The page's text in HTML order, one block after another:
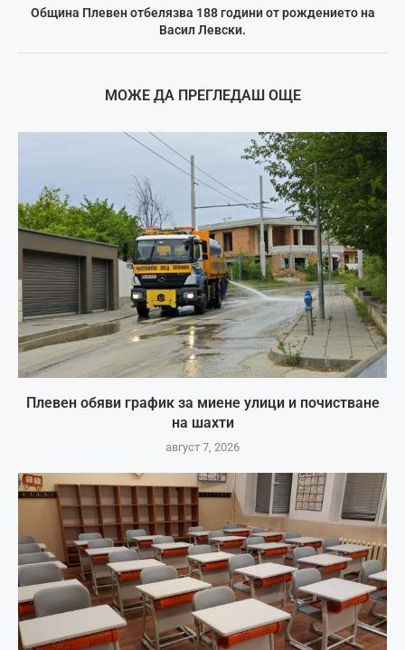
Община Плевен отбелязва 188 години от рождението на
Васил Левски.
МОЖЕ ДА ПРЕГЛЕДАШ ОЩЕ
Плевен обяви график за миене улици и почистване
на шахти
август 7, 2026